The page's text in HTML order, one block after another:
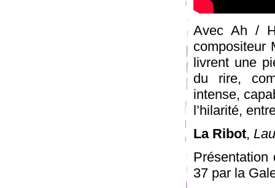
Avec Ah /
compositeur
livrent une
du rire,
intense,
l’hilarité,
La Ribot,
37 par la